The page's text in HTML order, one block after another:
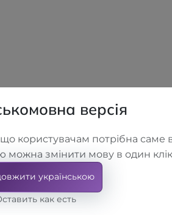
версія
користувачам потрібна саме
можна змінити мову в один
українською
как есть